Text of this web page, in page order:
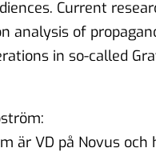
Current
analysis of
in so-called
är VD på Novus och